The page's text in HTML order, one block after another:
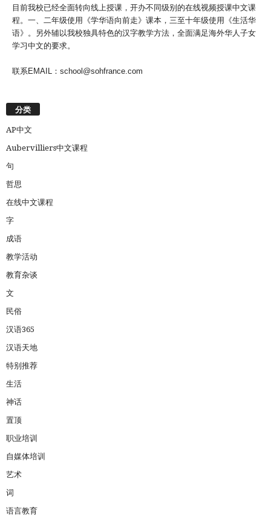
目前我校已经全面转向线上授课，开办不同级别的在线视频授课中文课
程。一、二年级使用《学华语向前走》课本，三至十年级使用《生活华
语》。另外辅以我校独具特色的汉字教学方法，全面满足海外华人子女
学习中文的要求。
联系EMAIL：school@sohfrance.com
分类
AP中文
Aubervilliers中文课程
句
哲思
在线中文课程
字
成语
教学活动
教育杂谈
文
民俗
汉语365
汉语天地
特别推荐
生活
神话
置顶
职业培训
自媒体培训
艺术
词
语言教育